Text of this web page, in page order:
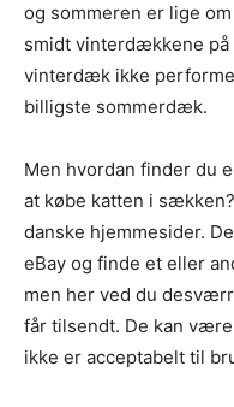
og sommeren er lige
smidt vinterdækkene på
vinterdæk ikke
billigste sommerdæk.
Men hvordan finder du
at købe katten i
danske hjemmesider.
eBay og finde et eller
men her ved du
får tilsendt. De kan
ikke er acceptabelt til